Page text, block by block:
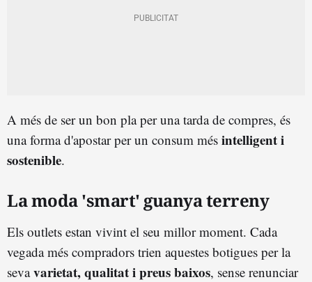
A més de ser un bon pla per una tarda de compres, és
una forma d'apostar per un consum més intelligent i
sostenible.
La moda 'smart' guanya terreny
Els outlets estan vivint el seu millor moment. Cada
vegada més compradors trien aquestes botigues per la
sevavarietat, qualitat i preus baixos, sense renunciar